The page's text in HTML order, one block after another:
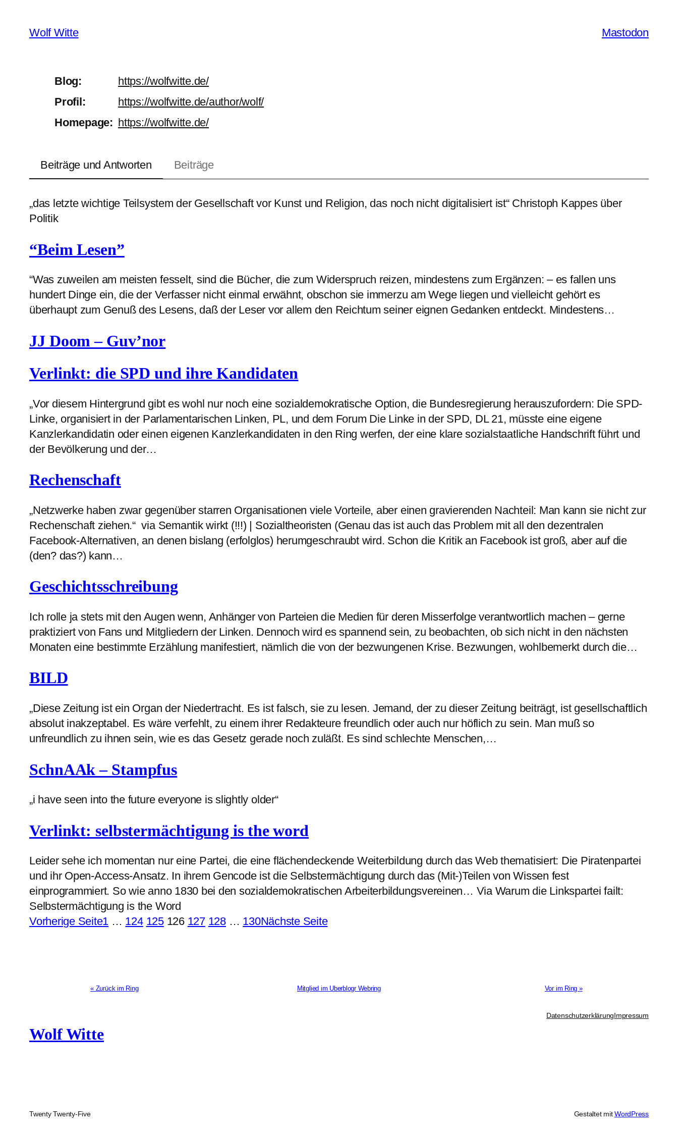
Inhalt
springen
Wolf Witte Mastodon
Blog https://wolfwitte.de/
Profil
https://wolfwitte.de/author/wolf/
Homepage
https://wolfwitte.de/
Beiträge und Antworten Beiträge
„das letzte wich­tige Teil­sys­tem der Gesell­schaft vor Kunst und Reli­gion, das noch nicht digi­ta­li­siert ist“ Christoph Kappes über
Politik
“Beim Lesen”
“Was zuweilen am meisten fesselt, sind die Bücher, die zum Widerspruch reizen, mindestens zum Ergänzen: – es fallen uns
hundert Dinge ein, die der Verfasser nicht einmal erwähnt, obschon sie immerzu am Wege liegen und vielleicht gehört es
überhaupt zum Genuß des Lesens, daß der Leser vor allem den Reichtum seiner eignen Gedanken entdeckt. Mindestens…
JJ Doom – Guv’nor
Verlinkt: die SPD und ihre Kandidaten
„Vor diesem Hintergrund gibt es wohl nur noch eine sozialdemokratische Option, die Bundesregierung herauszufordern: Die SPD-
Linke, organisiert in der Parlamentarischen Linken, PL, und dem Forum Die Linke in der SPD, DL 21, müsste eine eigene
Kanzlerkandidatin oder einen eigenen Kanzlerkandidaten in den Ring werfen, der eine klare sozialstaatliche Handschrift führt und
der Bevölkerung und der…
Rechenschaft
„Netzwerke haben zwar gegenüber starren Organisationen viele Vorteile, aber einen gravierenden Nachteil: Man kann sie nicht zur
Rechenschaft ziehen.“ via Semantik wirkt (!!!) | Sozialtheoristen (Genau das ist auch das Problem mit all den dezentralen
Facebook-Alternativen, an denen bislang (erfolglos) herumgeschraubt wird. Schon die Kritik an Facebook ist groß, aber auf die
(den? das?) kann…
Geschichtsschreibung
Ich rolle ja stets mit den Augen wenn, Anhänger von Parteien die Medien für deren Misserfolge verantwortlich machen – gerne
praktiziert von Fans und Mitgliedern der Linken. Dennoch wird es spannend sein, zu beobachten, ob sich nicht in den nächsten
Monaten eine bestimmte Erzählung manifestiert, nämlich die von der bezwungenen Krise. Bezwungen, wohlbemerkt durch die…
BILD
„Diese Zeitung ist ein Organ der Niedertracht. Es ist falsch, sie zu lesen. Jemand, der zu dieser Zeitung beiträgt, ist gesellschaftlich
absolut inakzeptabel. Es wäre verfehlt, zu einem ihrer Redakteure freundlich oder auch nur höflich zu sein. Man muß so
unfreundlich zu ihnen sein, wie es das Gesetz gerade noch zuläßt. Es sind schlechte Menschen,…
SchnAAk – Stampfus
„i have seen into the future everyone is slightly older“
Verlinkt: selbstermächtigung is the word
Leider sehe ich momentan nur eine Partei, die eine flächendeckende Weiterbildung durch das Web thematisiert: Die Piratenpartei
und ihr Open-Access-Ansatz. In ihrem Gencode ist die Selbstermächtigung durch das (Mit-)Teilen von Wissen fest
einprogrammiert. So wie anno 1830 bei den sozialdemokratischen Arbeiterbildungsvereinen… Via Warum die Linkspartei failt:
Selbstermächtigung is the Word
Vorherige Seite1 … 124 125 126 127 128 … 130Nächste Seite
« Zurück im Ring Mitglied im Uberblogr Webring Vor im Ring »
Wolf Witte
DatenschutzerklärungImpressum
Twenty Twenty-Five Gestaltet mitWordPress